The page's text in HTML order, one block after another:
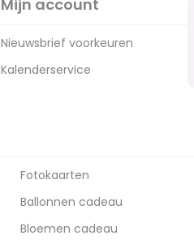
Mijn account
Nieuwsbrief voorkeuren
Kalenderservice
Fotokaarten
Ballonnen cadeau
Bloemen cadeau